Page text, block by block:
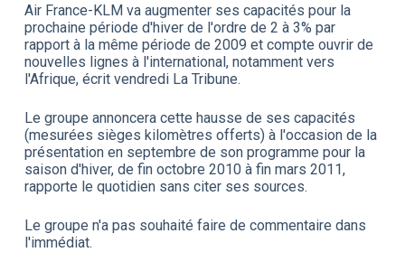
Air France-KLM va augmenter ses capacités pour la
prochaine période d'hiver de l'ordre de 2 à 3% par
rapport à la même période de 2009 et compte ouvrir de
nouvelles lignes à l'international, notamment vers
l'Afrique, écrit vendredi La Tribune.
Le groupe annoncera cette hausse de ses capacités
(mesurées sièges kilomètres offerts) à l'occasion de la
présentation en septembre de son programme pour la
saison d'hiver, de fin octobre 2010 à fin mars 2011,
rapporte le quotidien sans citer ses sources.
Le groupe n'a pas souhaité faire de commentaire dans
l'immédiat.